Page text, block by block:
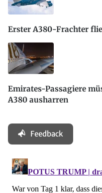
Erster A380-Frachter
Emirates-Passagiere
A380 ausharren
Feedback